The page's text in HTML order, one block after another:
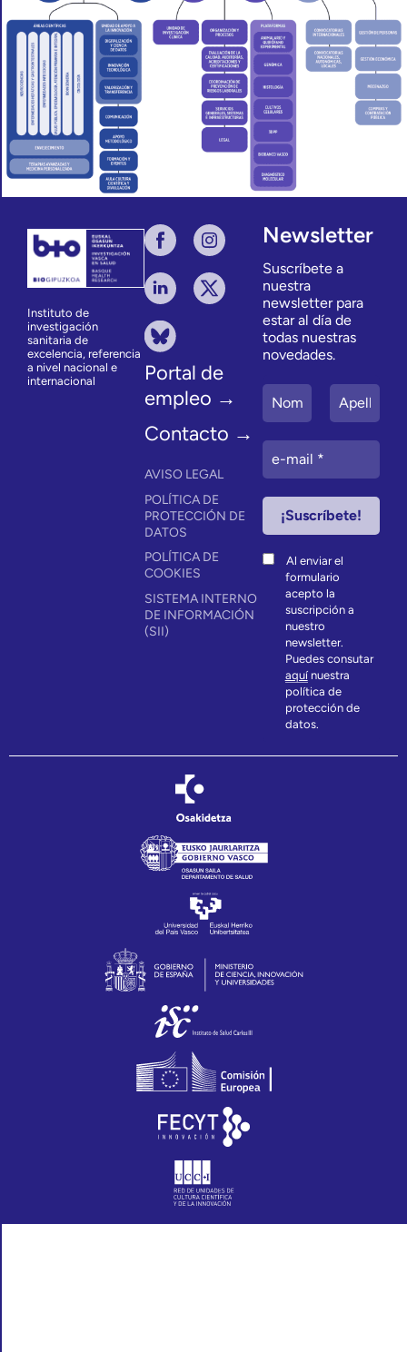
Instituto de
investigación
sanitaria de
excelencia, referencia
a nivel nacional e
internacional
Portal de
empleo →
Contacto →
AVISO LEGAL
POLÍTICA DE
PROTECCIÓN DE
DATOS
POLÍTICA DE
COOKIES
SISTEMA INTERNO
DE INFORMACIÓN
(SII)
Newsletter
Suscríbete a
nuestra
newsletter para
estar al día de
todas nuestras
novedades.
Al enviar el
formulario
acepto la
suscripción a
nuestro
newsletter.
Puedes consutar
aquínuestra
política de
protección de
datos.